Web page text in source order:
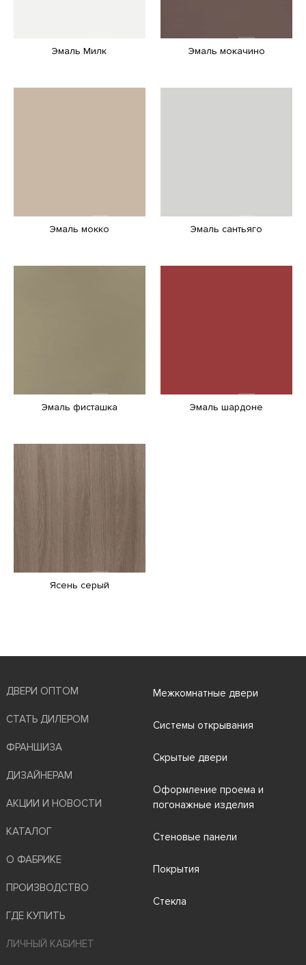
Эмаль Милк Эмаль мокачино
Эмаль мокко Эмаль сантьяго
Эмаль фисташка Эмаль шардоне
Ясень серый
ДВЕРИ ОПТОМ
СТАТЬ ДИЛЕРОМ
ФРАНШИЗА
ДИЗАЙНЕРАМ
АКЦИИ И НОВОСТИ
КАТАЛОГ
О ФАБРИКЕ
ПРОИЗВОДСТВО
ГДЕ КУПИТЬ
Межкомнатные двери
Системы открывания
Скрытые двери
Оформление проема и
погонажные изделия
Стеновые панели
Покрытия
Стекла
ЛИЧНЫЙ КАБИНЕТ